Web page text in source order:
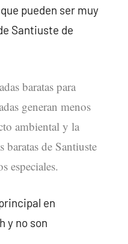
pueden ser muy
Santiuste de
baratas para
generan menos
ambiental y la
de Santiuste
especiales.
en
y no son